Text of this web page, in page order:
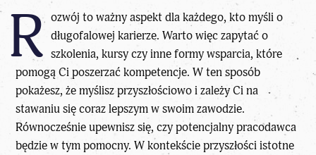
R ozwój to ważny aspekt dla każdego, kto myśli o
długofalowej karierze. Warto więc zapytać o
szkolenia, kursy czy inne formy wsparcia, które
pomogą Ci poszerzać kompetencje. W ten sposób
pokażesz, że myślisz przyszłościowo i zależy Ci na
stawaniu się coraz lepszym w swoim zawodzie.
Równocześnie upewnisz się, czy potencjalny pracodawca
będzie w tym pomocny. W kontekście przyszłości istotne